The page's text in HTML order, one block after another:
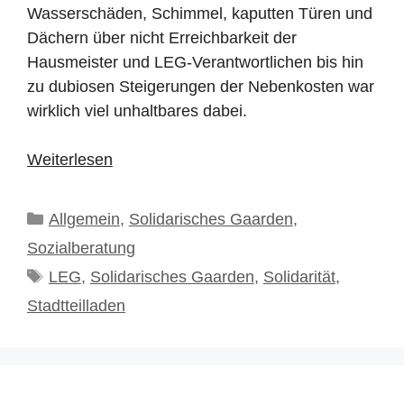
Wasserschäden, Schimmel, kaputten Türen und
Dächern über nicht Erreichbarkeit der
Hausmeister und LEG-Verantwortlichen bis hin
zu dubiosen Steigerungen der Nebenkosten war
wirklich viel unhaltbares dabei.
Weiterlesen
Kategorien
Allgemein, Solidarisches Gaarden,
Sozialberatung
Schlagwörter
LEG, Solidarisches Gaarden, Solidarität,
Stadtteilladen